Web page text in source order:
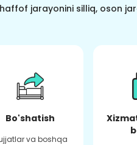
jarayonini silliq, oson
Bo'shatish
va boshqa